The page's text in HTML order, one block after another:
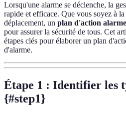
Lorsqu'une alarme se déclenche, la
rapide et efficace. Que vous soyez à
déplacement, un plan d'action alarme
pour assurer la sécurité de tous. Cet
étapes clés pour élaborer un plan
d'alarme.
Étape 1 : Identifier les
{#step1}